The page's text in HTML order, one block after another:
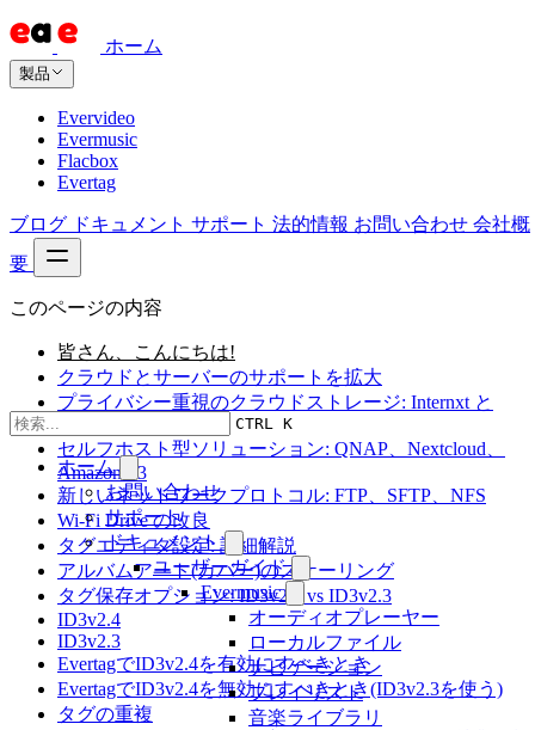
ホーム
製品
Evervideo
Evermusic
Flacbox
Evertag
ブログ ドキュメント サポート 法的情報 お問い合わせ 会社概
要
CTRL K
ホーム
お問い合わせ
サポート
ドキュメント
ユーザーガイド
Evermusic
オーディオプレーヤー
ローカルファイル
ナビゲーション
プレイリスト
音楽ライブラリ
このページの内容
皆さん、こんにちは!
クラウドとサーバーのサポートを拡大
プライバシー重視のクラウドストレージ: Internxt と
Proton Drive
セルフホスト型ソリューション: QNAP、Nextcloud、
Amazon S3
新しいネットワークプロトコル: FTP、SFTP、NFS
Wi-Fi Drive の改良
タグエディタ設定: 詳細解説
アルバムアート(カバー)のスケーリング
タグ保存オプション: ID3v2.4 vs ID3v2.3
ID3v2.4
ID3v2.3
EvertagでID3v2.4を有効にすべきとき
EvertagでID3v2.4を無効にすべきとき(ID3v2.3を使う)
タグの重複